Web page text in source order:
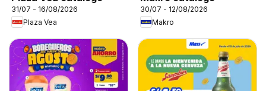
31/07 - 16/08/2026
Plaza Vea
30/07 - 12/08/2026
Makro